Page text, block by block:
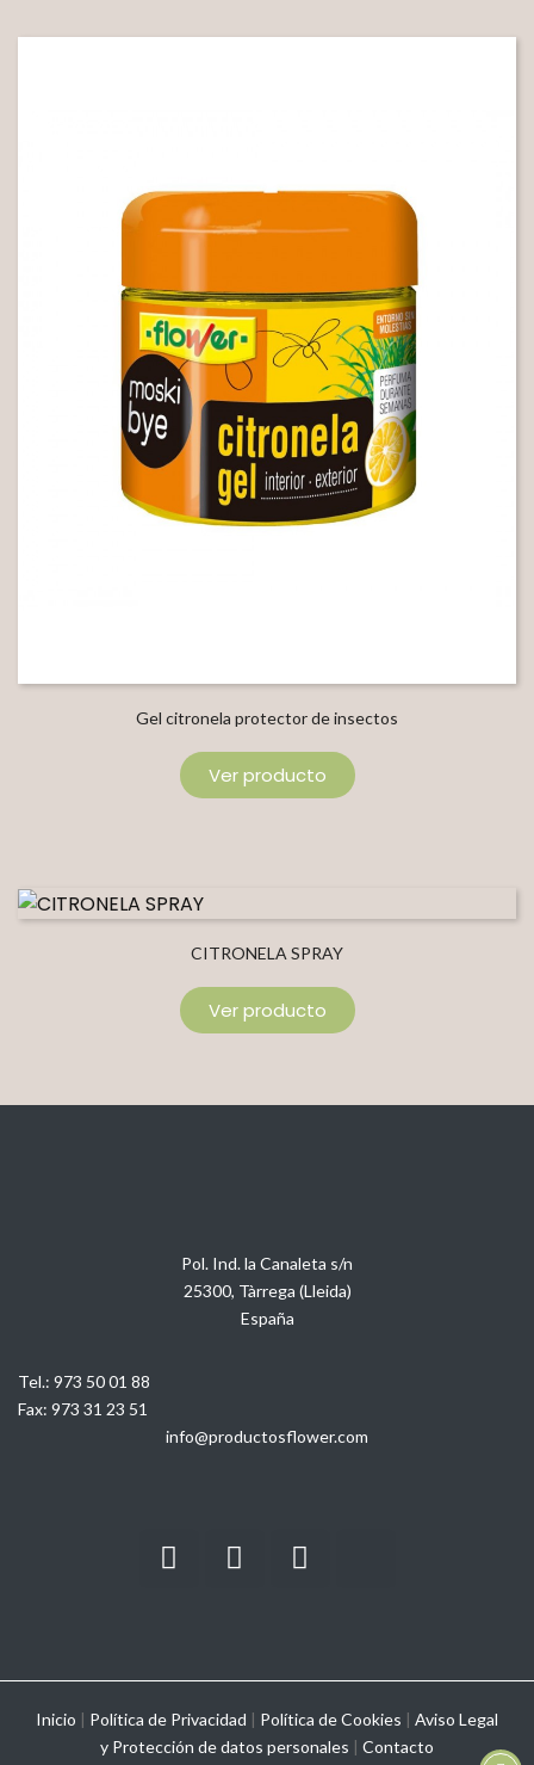
Gel citronela protector de insectos
Ver producto
CITRONELA SPRAY
Ver producto
Pol. Ind. la Canaleta s/n
25300, Tàrrega (Lleida)
España
Tel.: 973 50 01 88
Fax: 973 31 23 51
info@productosflower.com
Inicio | Política de Privacidad | Política de Cookies | Aviso Legal
y Protección de datos personales | Contacto